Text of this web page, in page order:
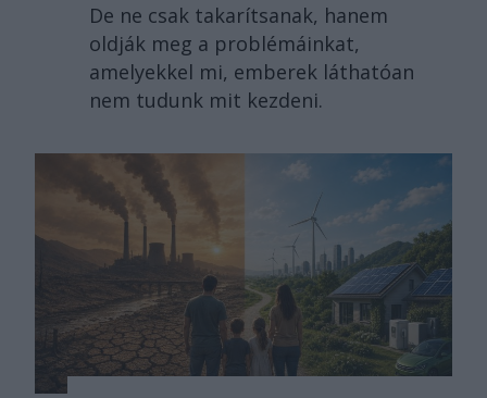
De ne csak takarítsanak, hanem
oldják meg a problémáinkat,
amelyekkel mi, emberek láthatóan
nem tudunk mit kezdeni.